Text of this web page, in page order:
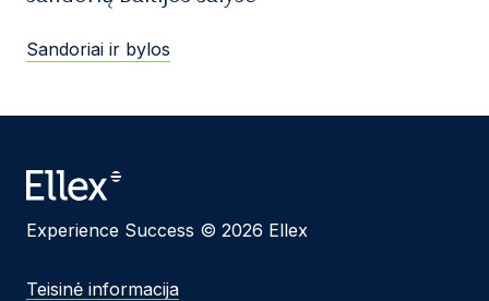
Sandoriai ir bylos
Experience Success © 2026 Ellex
Teisinė informacija